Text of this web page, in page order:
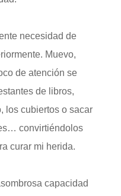
necesidad de
Muevo,
de atención se
de libros,
los cubiertos o sacar
convirtiéndolos
curar mi herida.
capacidad